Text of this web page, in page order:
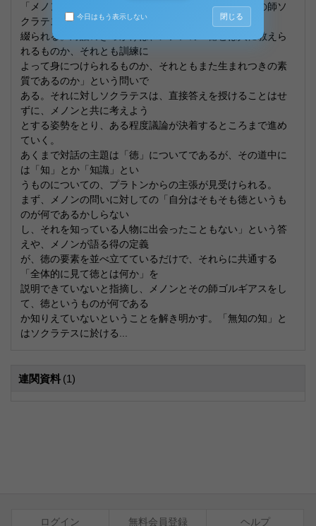
「メノン」は、テッタリアの青年メノンと、プラトンの師ソ
クラテスによる対話の形で
綴られる。対話のきっかけは、メノンの「徳とは人に教えら
れるものか、それとも訓練に
よって身につけられるものか、それともまた生まれつきの素
質であるのか」という問いで
ある。それに対しソクラテスは、直接答えを授けることはせ
ずに、メノンと共に考えよう
とする姿勢をとり、ある程度議論が決着するところまで進め
ていく。
あくまで対話の主題は「徳」についてであるが、その道中に
は「知」とか「知識」とい
うものについての、プラトンからの主張が見受けられる。
まず、メノンの問いに対しての「自分はそもそも徳というも
のが何であるかしらない
し、それを知っている人物に出会ったこともない」という答
えや、メノンが語る得の定義
が、徳の要素を並べ立てているだけで、それらに共通する
「全体的に見て徳とは何か」を
説明できていないと指摘し、メノンとその師ゴルギアスをし
て、徳というものが何である
か知りえていないということを解き明かす。「無知の知」と
はソクラテスに於ける...
連関資料 (1)
ログイン 無料会員登録 ヘルプ
今日はもう表示しない 閉じる